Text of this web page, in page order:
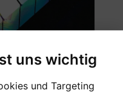
uns wichtig
und Targeting